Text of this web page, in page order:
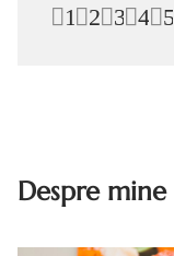
5
4
3
2
1
Despre mine